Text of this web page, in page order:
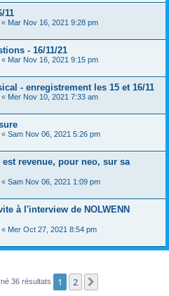
11
« Mar Nov 16, 2021 9:28 pm
- 16/11/21
« Mar Nov 16, 2021 9:15 pm
- enregistrement les 15 et 16/11
« Mer Nov 10, 2021 7:33 am
« Sam Nov 06, 2021 5:26 pm
revenue, pour neo, sur sa
« Sam Nov 06, 2021 1:09 pm
à l'interview de NOLWENN
« Mer Oct 27, 2021 8:54 pm
36 résultats 1 2